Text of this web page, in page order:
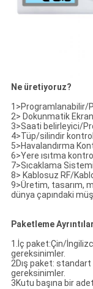
Ne üretiyoruz?
2> Dokunmatik
3>Saati belirleyici/
4>Tüp/silindir
5>Havalandırma
6>Yere ısıtma
7>Sıcaklama
8> Kablosuz RF/
9>Üretim, tasarım,
dünya çapındaki
Paketleme
1.İç paket:Çin/
gereksinimler.
2Dış paket:
gereksinimler.
3Kutu başına bir